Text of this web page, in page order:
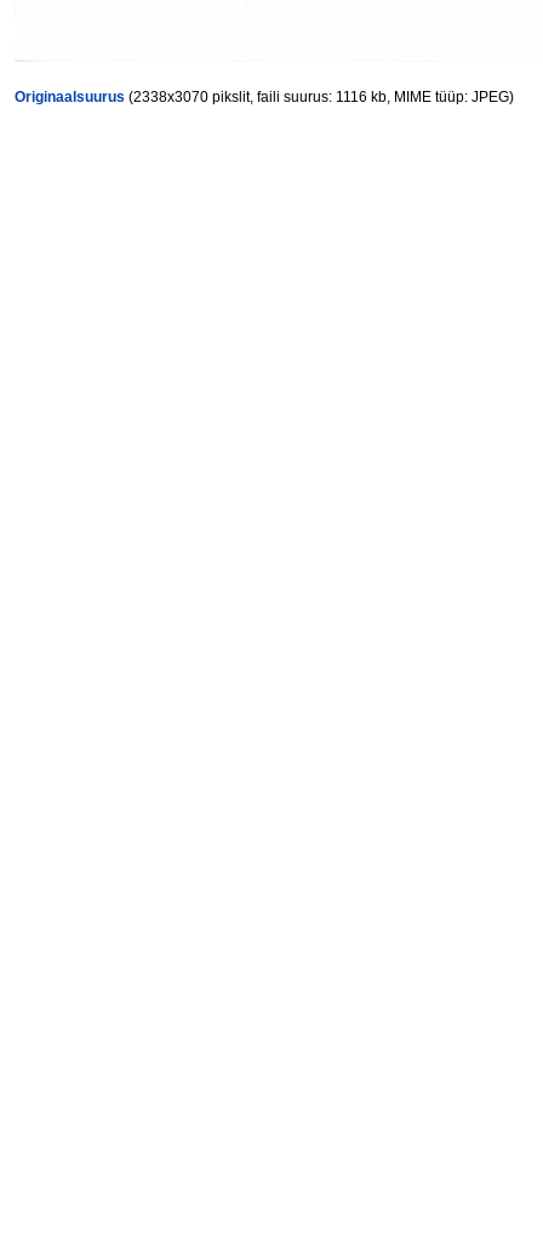
Originaalsuurus (2338x3070 pikslit, faili suurus: 1116 kb, MIME tüüp: JPEG)